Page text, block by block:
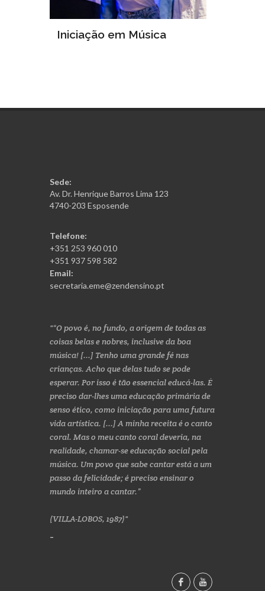
Iniciação em Música
Sede:
Av. Dr. Henrique Barros Lima 123
4740-203 Esposende
Telefone:
+351 253 960 010
+351 937 598 582
Email:
secretaria.eme@zendensino.pt
“O povo é, no fundo, a origem de todas as
coisas belas e nobres, inclusive da boa
música! [...] Tenho uma grande fé nas
crianças. Acho que delas tudo se pode
esperar. Por isso é tão essencial educá-las. É
preciso dar-lhes uma educação primária de
senso ético, como iniciação para uma futura
vida artística. [...] A minha receita é o canto
coral. Mas o meu canto coral deveria, na
realidade, chamar-se educação social pela
música. Um povo que sabe cantar está a um
passo da felicidade; é preciso ensinar o
mundo inteiro a cantar.”
(VILLA-LOBOS, 1987)